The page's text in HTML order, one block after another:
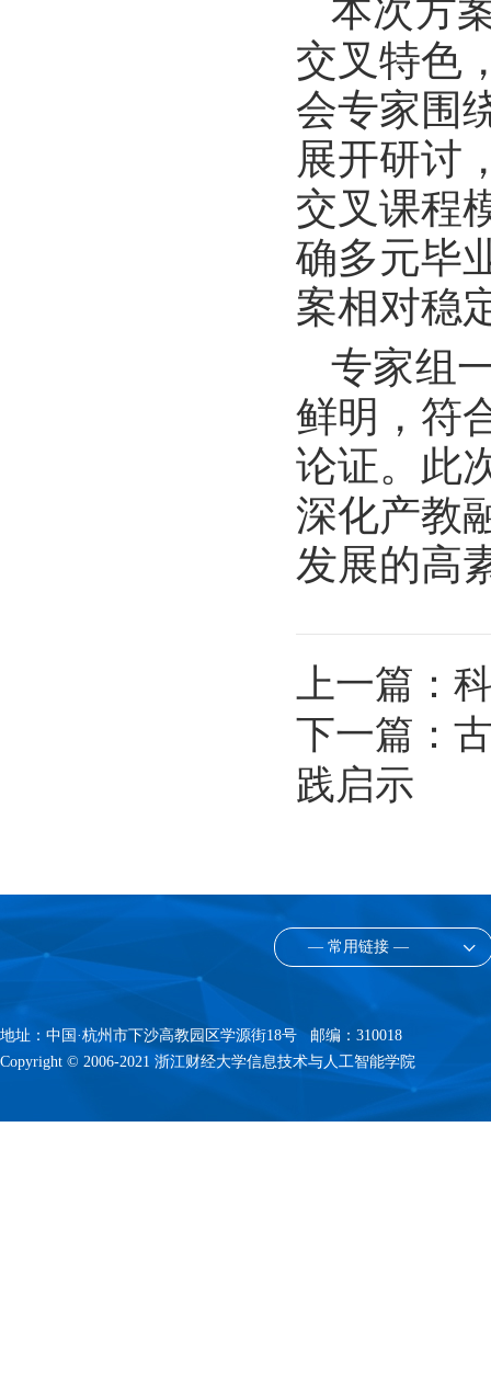
本次方
交叉特色
会专家围
展开研讨
交叉课程
确多元毕
案相对稳
专家组
鲜明，符
论证。此
深化产教
发展的高
上一篇：
下一篇：
践启示
— 常用链接 —
地址：中国·杭州市下沙高教园区学源街18号 邮编：310018
Copyright © 2006-2021 浙江财经大学信息技术与人工智能学院